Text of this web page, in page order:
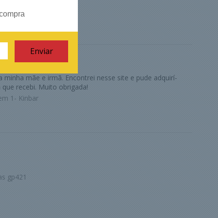
mãe e irmã. Encontrei nesse site e pude adquirí-
recebi. Muito obrigada!
1- Kinbar
gp421